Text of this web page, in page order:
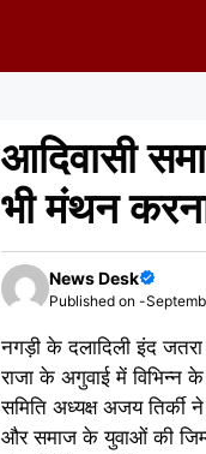
आदिवासी
भी मंथन
News Desk
Published on -
नगड़ी के दलादिली इंद
राजा के अगुवाई में विभिन्न
समिति अध्यक्ष अजय
और समाज के युवाओं की